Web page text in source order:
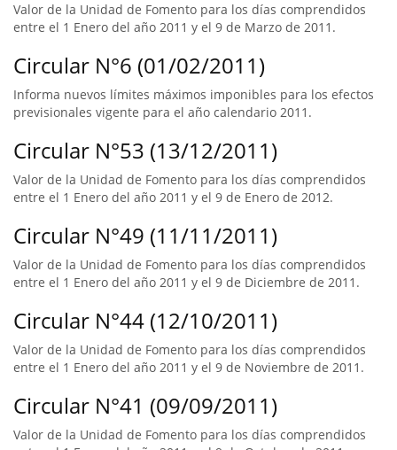
Valor de la Unidad de Fomento para los días comprendidos
entre el 1 Enero del año 2011 y el 9 de Marzo de 2011.
Circular N°6 (01/02/2011)
Informa nuevos límites máximos imponibles para los efectos
previsionales vigente para el año calendario 2011.
Circular N°53 (13/12/2011)
Valor de la Unidad de Fomento para los días comprendidos
entre el 1 Enero del año 2011 y el 9 de Enero de 2012.
Circular N°49 (11/11/2011)
Valor de la Unidad de Fomento para los días comprendidos
entre el 1 Enero del año 2011 y el 9 de Diciembre de 2011.
Circular N°44 (12/10/2011)
Valor de la Unidad de Fomento para los días comprendidos
entre el 1 Enero del año 2011 y el 9 de Noviembre de 2011.
Circular N°41 (09/09/2011)
Valor de la Unidad de Fomento para los días comprendidos